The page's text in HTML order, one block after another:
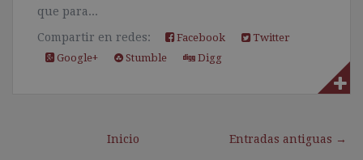
que para...
Compartir en redes:
Facebook
Twitter
Google+
Stumble Digg
Entradas antiguas →
Inicio